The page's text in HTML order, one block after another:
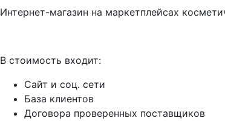
Интернет-магазин на маркетплейсах
В стоимость входит:
Сайт и соц. сети
База клиентов
Договора проверенных поставщиков